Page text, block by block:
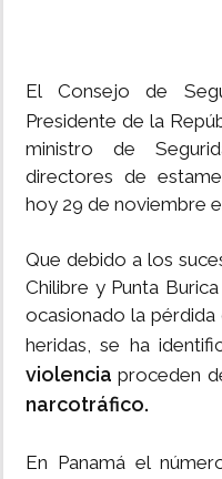
El Consejo de
Presidente de la
ministro de
directores de
hoy 29 de noviembre
Que debido a los
Chilibre y Punta
ocasionado la pérdida
heridas, se ha
violenciaproceden
narcotráfico.
En Panamá el